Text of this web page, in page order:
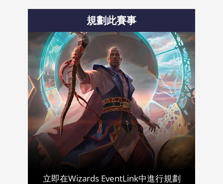
規劃此賽事
立即在Wizards EventLink中進行規劃